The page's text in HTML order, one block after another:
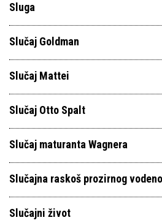
Sluga
Slučaj Goldman
Slučaj Mattei
Slučaj Otto Spalt
Slučaj maturanta Wagnera
Slučajna raskoš prozirnog
Slučajni život